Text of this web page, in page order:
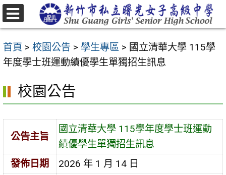
跳
至
要
內
區
首頁 > 校園公告 > 學生專區 > 國立清華大學 115學
年度學士班運動績優學生單獨招生訊息
校園公告
公告主旨
國立清華大學 115學年度學士班運動
績優學生單獨招生訊息
發佈日期
2026 年 1 月 14 日
選
單